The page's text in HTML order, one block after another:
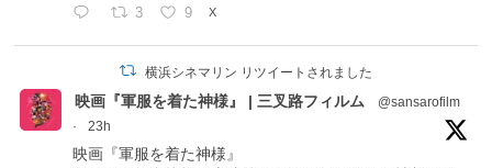
3 9 X
横浜シネマリン リツイートされました
映画『軍服を着た神様』 | 三叉路フィルム
@sansarofilm
·
23h
映画『軍服を着た神様』